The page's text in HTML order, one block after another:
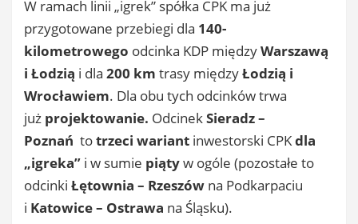
W ramach linii „igrek” spółka CPK ma już
przygotowane przebiegi dla 140-
kilometrowego odcinka KDP międzyWarszawą
i Łodzią i dla 200 km trasy międzyŁodzią i
Wrocławiem. Dla obu tych odcinków trwa
już projektowanie. OdcinekSieradz –
Poznań totrzeci wariant inwestorski CPKdla
„igreka” i w sumie piątyw ogóle (pozostałe to
odcinki Łętownia – Rzeszów na Podkarpaciu
i Katowice – Ostrawa na Śląsku).